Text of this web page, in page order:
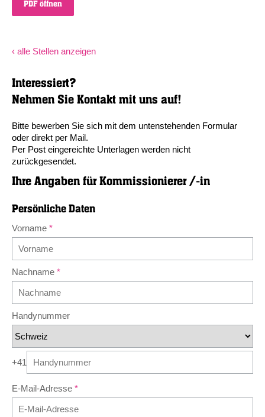
PDF öffnen
‹ alle Stellen anzeigen
Interessiert?
Nehmen Sie Kontakt mit uns auf!
Bitte bewerben Sie sich mit dem untenstehenden Formular
oder direkt per Mail.
Per Post eingereichte Unterlagen werden nicht
zurückgesendet.
Ihre Angaben für Kommissionierer /-in
Persönliche Daten
Vorname
Nachname
Handynummer
+41
E-Mail-Adresse